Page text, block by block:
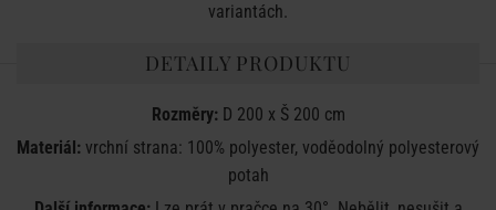
variantách.
DETAILY PRODUKTU
Rozměry:D 200 x Š 200 cm
Materiál: vrchní strana: 100% polyester, voděodolný polyesterový
potah